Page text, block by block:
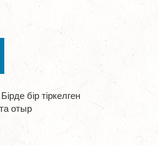
бір тіркелген
отыр